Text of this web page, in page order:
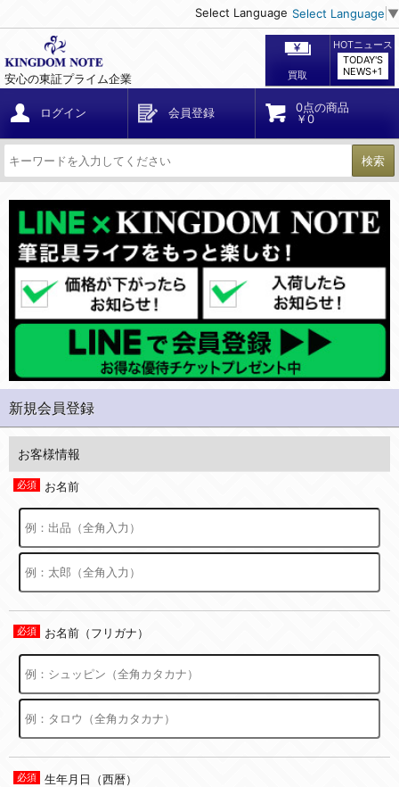
Select Language Select Language ▼
安心の東証プライム企業 買取
HOTニュース
TODAY'S
NEWS+1
ログイン 会員登録
0点の商品
￥0
検索
新規会員登録
お客様情報
お名前
お名前（フリガナ）
生年月日（西暦）